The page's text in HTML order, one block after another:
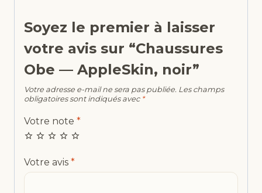
Soyez le premier à laisser
votre avis sur “Chaussures
Obe — AppleSkin, noir”
Votre adresse e-mail ne sera pas publiée. Les champs
obligatoires sont indiqués avec *
Votre note *
Votre avis *